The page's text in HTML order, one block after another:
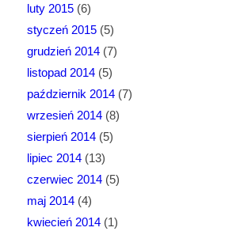
luty 2015(6)
styczeń 2015(5)
grudzień 2014(7)
listopad 2014(5)
październik 2014(7)
wrzesień 2014(8)
sierpień 2014(5)
lipiec 2014(13)
czerwiec 2014(5)
maj 2014(4)
kwiecień 2014(1)